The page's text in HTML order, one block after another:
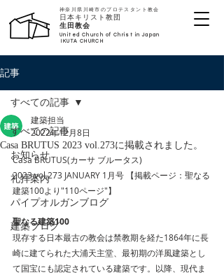
日本キリスト教団
​生田教会
United Church of Christ in Japan
IKUTA CHURCH
神奈川県川崎市のプロテスタント教会
記事
すべての記事
お知らせ
礼拝案内
パイプオルガンブログ
建築ブログ
すべての記事
Casa BRUTUS 2023 vol.273に掲載されました。
建築担当
2022年12月8日
Casa BRUTUS(カーサ ブルータス)
2023 vol.273 JANUARY 1月号 【掲載ページ：聖なる
建築100より"110ページ"】
聖なる建築100
現存する日本最古の教会は禁教期を経た1864年に長
崎に建てられた大浦天主堂、最初期の洋風建築とし
て国宝にも認定されている建築です。以降、現代ま